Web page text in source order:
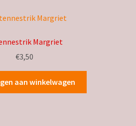
Margriet
€3,50
aan winkelwagen